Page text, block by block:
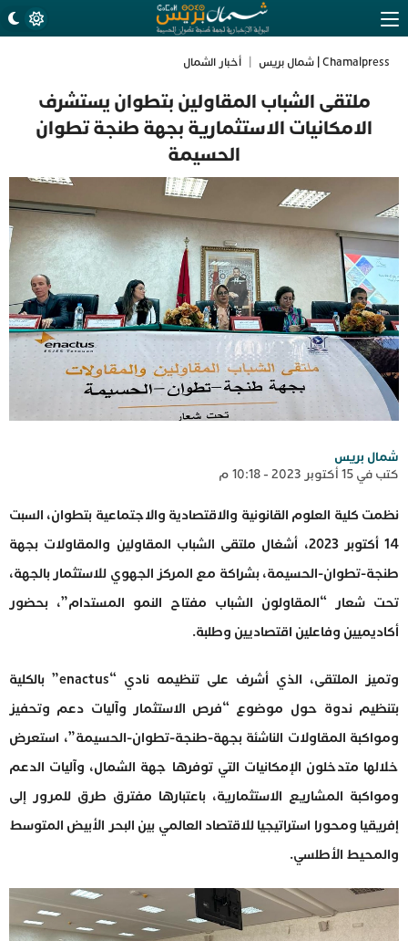
Chamalpress | شمال بريس أخبار الشمال
ملتقى الشباب المقاولين بتطوان يستشرف
الامكانيات الاستثمارية بجهة طنجة تطوان
الحسيمة
شمال بريس
كتب في 15 أكتوبر 2023 - 10:18 م
نظمت كلية العلوم القانونية والاقتصادية والاجتماعية بتطوان، السبت
14 أكتوبر 2023، أشغال ملتقى الشباب المقاولين والمقاولات بجهة
طنجة-تطوان-الحسيمة، بشراكة مع المركز الجهوي للاستثمار بالجهة،
تحت شعار “المقاولون الشباب مفتاح النمو المستدام”، بحضور
أكاديميين وفاعلين اقتصاديين وطلبة.
وتميز الملتقى، الذي أشرف على تنظيمه نادي “enactus” بالكلية
بتنظيم ندوة حول موضوع “فرص الاستثمار وآليات دعم وتحفيز
ومواكبة المقاولات الناشئة بجهة-طنجة-تطوان-الحسيمة”، استعرض
خلالها متدخلون الإمكانيات التي توفرها جهة الشمال، وآليات الدعم
ومواكبة المشاريع الاستثمارية، باعتبارها مفترق طرق للمرور إلى
إفريقيا ومحورا استراتيجيا للاقتصاد العالمي بين البحر الأبيض المتوسط
والمحيط الأطلسي.